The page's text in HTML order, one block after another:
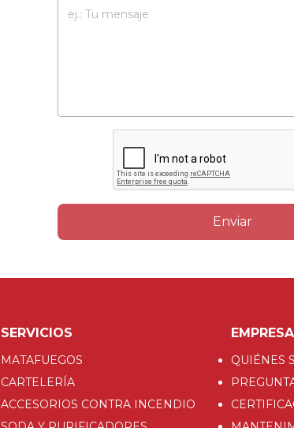
Enviar
SERVICIOS
MATAFUEGOS
CARTELERÍA
ACCESORIOS CONTRA INCENDIO
EMPRESA
QUIÉNES